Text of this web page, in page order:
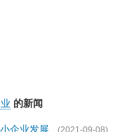
的新闻
企业发展